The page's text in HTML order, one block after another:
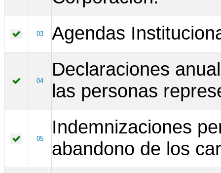
03 Agendas
04
Declaraciones
las personas
05
Indemnizaciones
abandono de los